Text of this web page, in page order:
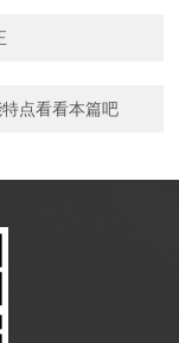
点看看本篇吧